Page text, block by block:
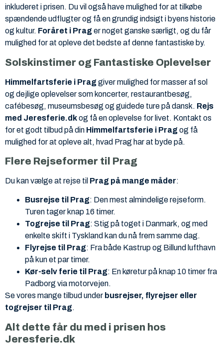
inkluderet i prisen. Du vil også have mulighed for at tilkøbe
spændende udflugter og få en grundig indsigt i byens historie
og kultur. Foråret i Prager noget ganske særligt, og du får
mulighed for at opleve det bedste af denne fantastiske by.
Solskinstimer og Fantastiske Oplevelser
Himmelfartsferie i Praggiver mulighed for masser af sol
og dejlige oplevelser som koncerter, restaurantbesøg,
cafébesøg, museumsbesøg og guidede ture på dansk. Rejs
med Jeresferie.dkog få en oplevelse for livet. Kontakt os
for et godt tilbud på din Himmelfartsferie i Pragog få
mulighed for at opleve alt, hvad Prag har at byde på.
Flere Rejseformer til Prag
Du kan vælge at rejse til Prag på mange måder:
Busrejse til Prag: Den mest almindelige rejseform.
Turen tager knap 16 timer.
Togrejse til Prag: Stig på toget i Danmark, og med
enkelte skift i Tyskland kan du nå frem samme dag.
Flyrejse til Prag: Fra både Kastrup og Billund lufthavn
på kun et par timer.
Kør-selv ferie til Prag: En køretur på knap 10 timer fra
Padborg via motorvejen.
Se vores mange tilbud under busrejser, flyrejser eller
togrejser til Prag.
Alt dette får du med i prisen hos
Jeresferie.dk